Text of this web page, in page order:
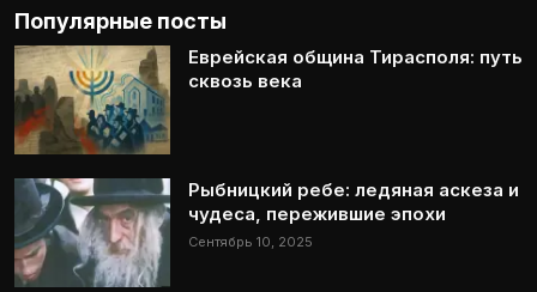
Популярные посты
Еврейская община Тирасполя: путь
сквозь века
Рыбницкий ребе: ледяная аскеза и
чудеса, пережившие эпохи
Сентябрь 10, 2025